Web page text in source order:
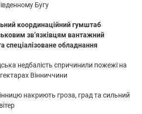
Бугу
координаційний гумштаб
зв’язківцям вантажний
спеціалізоване обладнання
недбалість спричинили пожежі на
Вінниччини
накриють гроза, град та сильний